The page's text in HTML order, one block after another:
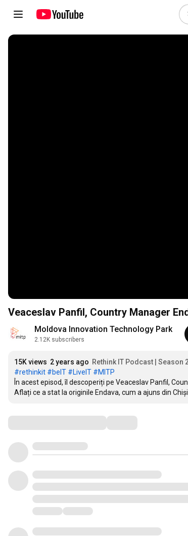
Veaceslav Panfil, Country Manager
Moldova Innovation Technology Park
2.12K subscribers
15K views 2 years ago Rethink IT Podcast | Season
#rethinkit #beIT #LiveIT #MITP
În acest episod, îl descoperiți pe Veaceslav Panfil,
Aflați ce a stat la originile Endava, cum a ajuns din